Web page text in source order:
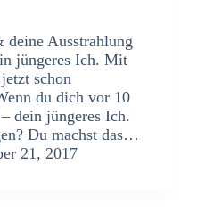
deine Ausstrahlung
jüngeres Ich. Mit
schon
du dich vor 10
dein jüngeres Ich.
Du machst das…
21, 2017